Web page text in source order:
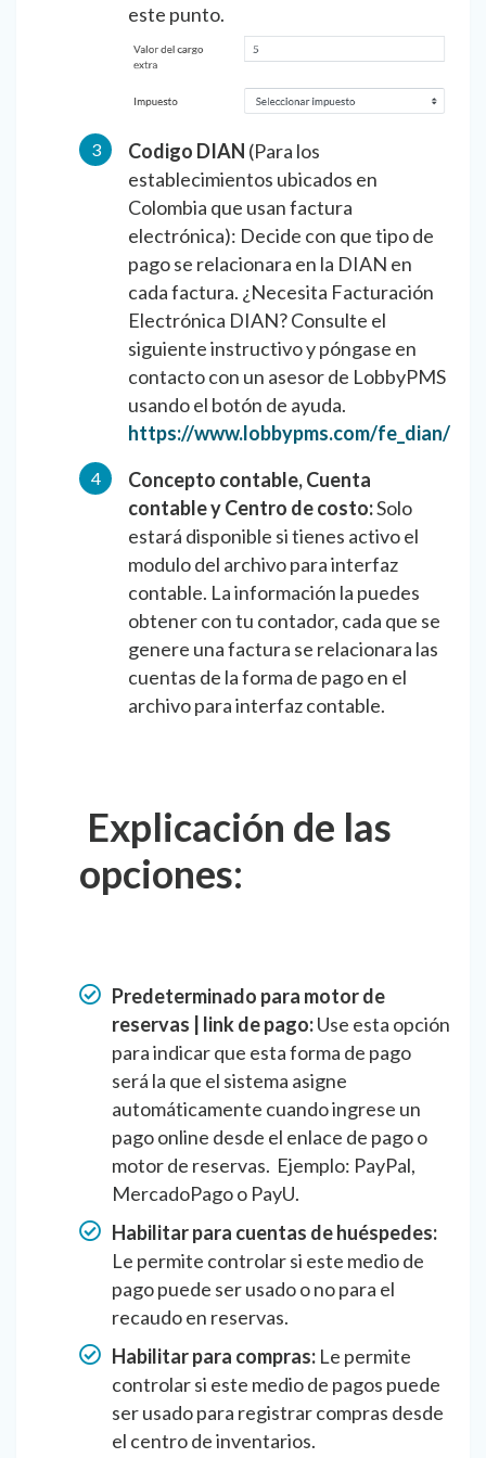
este punto.
Codigo DIAN (Para los
establecimientos ubicados en
Colombia que usan factura
electrónica): Decide con que tipo de
pago se relacionara en la DIAN en
cada factura. ¿Necesita Facturación
Electrónica DIAN? Consulte el
siguiente instructivo y póngase en
contacto con un asesor de LobbyPMS
usando el botón de ayuda.
https://www.lobbypms.com/fe_dian/
Concepto contable, Cuenta
contable y Centro de costo:Solo
estará disponible si tienes activo el
modulo del archivo para interfaz
contable. La información la puedes
obtener con tu contador, cada que se
genere una factura se relacionara las
cuentas de la forma de pago en el
archivo para interfaz contable.
Explicación de las
opciones:
Predeterminado para motor de
reservas | link de pago:Use esta opción
para indicar que esta forma de pago
será la que el sistema asigne
automáticamente cuando ingrese un
pago online desde el enlace de pago o
motor de reservas. Ejemplo: PayPal,
MercadoPago o PayU.
Habilitar para cuentas de huéspedes:
Le permite controlar si este medio de
pago puede ser usado o no para el
recaudo en reservas.
Habilitar para compras: Le permite
controlar si este medio de pagos puede
ser usado para registrar compras desde
el centro de inventarios.